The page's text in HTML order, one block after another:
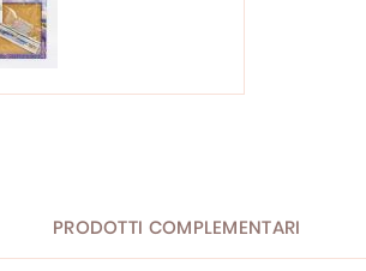
PRODOTTI COMPLEMENTARI